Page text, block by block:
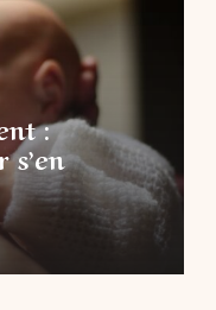
: